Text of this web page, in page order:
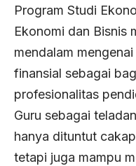
Program Studi
Ekonomi dan Bisnis
mendalam
finansial sebagai
profesionalitas
Guru sebagai
hanya dituntut
tetapi juga mampu